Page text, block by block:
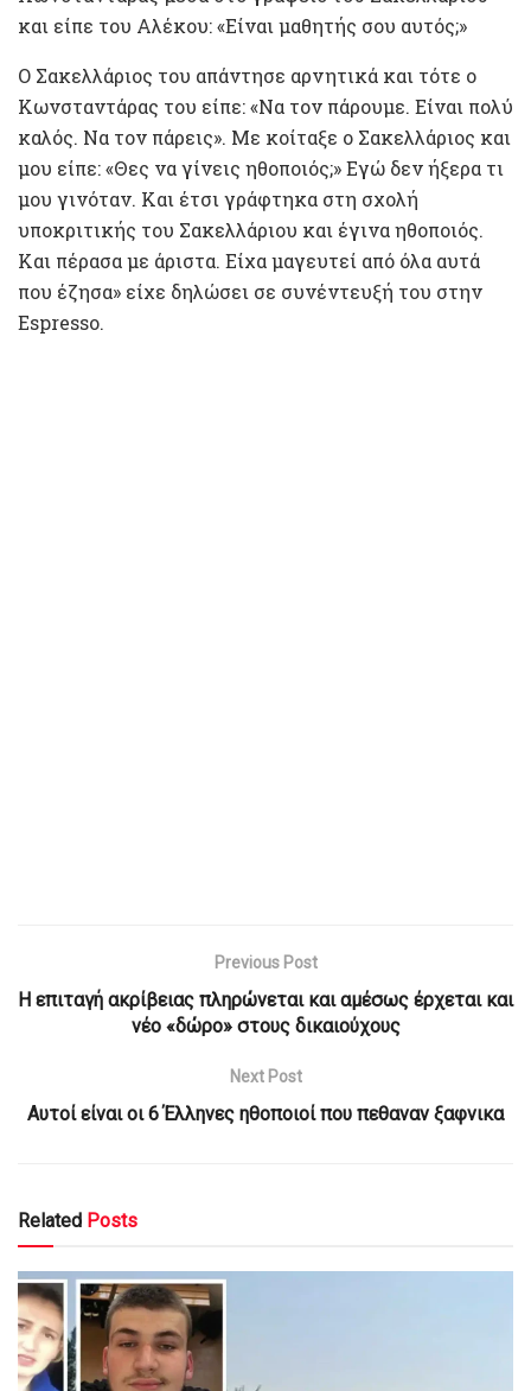
και είπε του Αλέκου: «Είναι μαθητής σου αυτός;»
Ο Σακελλάριος του απάντησε αρνητικά και τότε ο
Κωνσταντάρας του είπε: «Να τον πάρουμε. Είναι πολύ
καλός. Να τον πάρεις». Με κοίταξε ο Σακελλάριος και
μου είπε: «Θες να γίνεις ηθοποιός;» Εγώ δεν ήξερα τι
μου γινόταν. Και έτσι γράφτηκα στη σχολή
υποκριτικής του Σακελλάριου και έγινα ηθοποιός.
Και πέρασα με άριστα. Είχα μαγευτεί από όλα αυτά
που έζησα» είχε δηλώσει σε συνέντευξή του στην
Espresso.
Previous Post
Η επιταγή ακρίβειας πληρώνεται και αμέσως έρχεται και
νέο «δώρο» στους δικαιούχους
Next Post
Αυτοί είναι οι 6 Έλληνες ηθοποιοί που πεθαναν ξαφνικα
Related Posts